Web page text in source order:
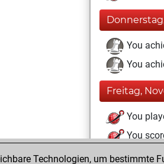
You
You
Freitag,
You
You
Technologien, um bestimmte